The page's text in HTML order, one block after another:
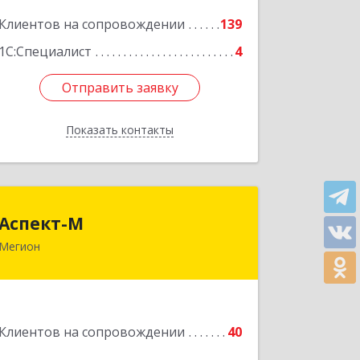
Клиентов на сопровождении
139
1С:Специалист
4
Отправить заявку
Показать контакты
Подробнее
Отправить заявку
Назад
М
Мегион
Клиентов на сопровождении 40
Подробнее